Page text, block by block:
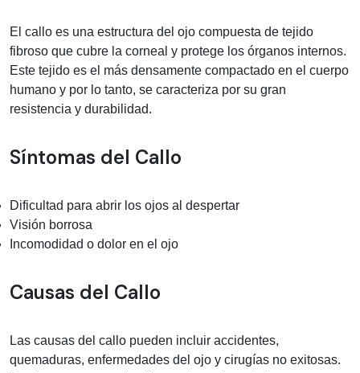
El callo es una estructura del ojo compuesta de tejido
fibroso que cubre la corneal y protege los órganos internos.
Este tejido es el más densamente compactado en el cuerpo
humano y por lo tanto, se caracteriza por su gran
resistencia y durabilidad.
Síntomas del Callo
Dificultad para abrir los ojos al despertar
Visión borrosa
Incomodidad o dolor en el ojo
Causas del Callo
Las causas del callo pueden incluir accidentes,
quemaduras, enfermedades del ojo y cirugías no exitosas.